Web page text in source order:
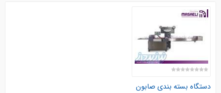
دستگاهبسته بندی صابون